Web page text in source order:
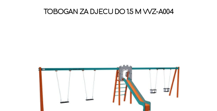
TOBOGAN ZA DJECU DO 1.5 M VVZ-A004